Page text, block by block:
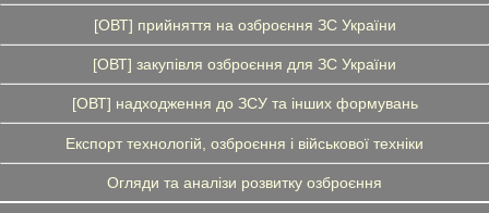
[ОВТ] прийняття на озброєння ЗС України
[ОВТ] закупівля озброєння для ЗС України
[ОВТ] надходження до ЗСУ та інших формувань
Експорт технологій, озброєння і військової техніки
Огляди та аналізи розвитку озброєння